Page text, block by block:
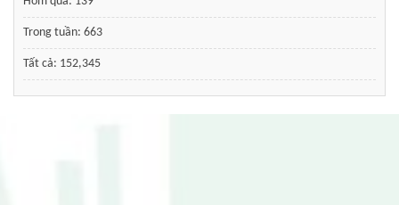
Trong tuần: 663
Tất cả: 152,345